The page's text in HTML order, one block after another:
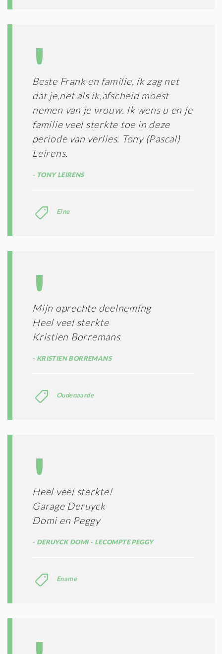
Beste Frank en familie, ik zag net
dat je,net als ik,afscheid moest
nemen van je vrouw. Ik wens u en je
familie veel sterkte toe in deze
periode van verlies. Tony (Pascal)
Leirens.
TONY LEIRENS
Eine
Mijn oprechte deelneming
Heel veel sterkte
Kristien Borremans
KRISTIEN BORREMANS
Oudenaarde
Heel veel sterkte!
Garage Deruyck
Domi en Peggy
DERUYCK DOMI - LECOMPTE PEGGY
Ename